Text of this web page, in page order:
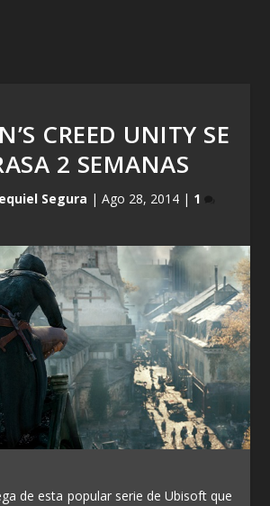
CREED UNITY SE
2 SEMANAS
Segura | Ago 28, 2014 | 1
de esta popular serie de Ubisoft que